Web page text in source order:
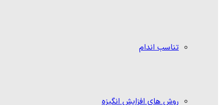
تناسب اندام
روش های افزایش انگیزه